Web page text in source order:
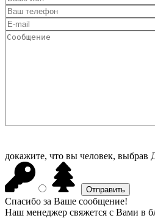
докажите, что вы человек, выбрав
Спасибо за Ваше сообщение!
Наш менеджер свяжется с Вами в